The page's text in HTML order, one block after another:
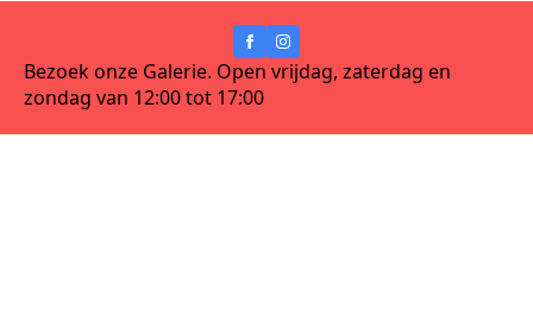
Bezoek onze Galerie. Open vrijdag, zaterdag en
zondag van 12:00 tot 17:00